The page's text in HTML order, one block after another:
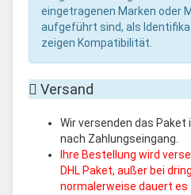
eingetragenen Marken oder
aufgeführt sind, als
zeigen Kompatibilität.
Versand
Wir versenden das Paket
nach Zahlungseingang.
Ihre Bestellung wird
DHL Paket, außer bei
normalerweise dauert es